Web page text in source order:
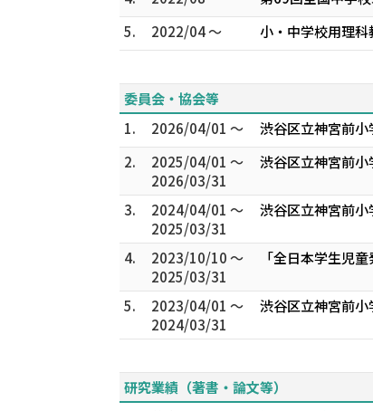
5.
2022/04 ～
小・中学校用理
委員会・協会等
1.
2026/04/01 ～
渋谷区立神宮前小
2.
2025/04/01 ～
2026/03/31
渋谷区立神宮前小
3.
2024/04/01 ～
2025/03/31
渋谷区立神宮前小
4.
2023/10/10 ～
2025/03/31
「全日本学生児
5.
2023/04/01 ～
2024/03/31
渋谷区立神宮前小
研究業績（著書・論文等）